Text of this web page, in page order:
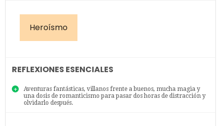
Heroísmo
REFLEXIONES ESENCIALES
Aventuras fantásticas, villanos frente a buenos, mucha magia y
una dosis de romanticismo para pasar dos horas de distracción y
olvidarlo después.